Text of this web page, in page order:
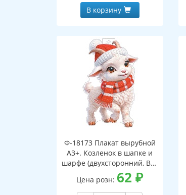
В корзину
Ф-18173 Плакат вырубной
А3+. Козленок в шапке и
шарфе (двухсторонний, ВД-
Цена розн: 62₽